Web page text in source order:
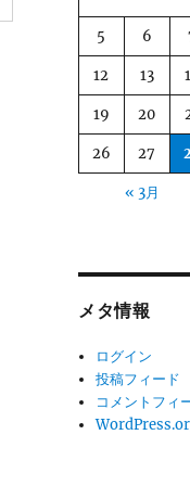
5 6
12 13
19 20
26 27
« 3月
メタ情報
ログイン
投稿フィード
コメントフィ